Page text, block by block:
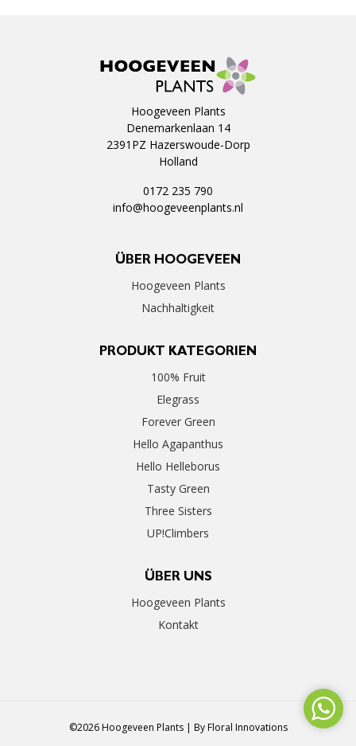
Hoogeveen Plants
Denemarkenlaan 14
2391PZ Hazerswoude-Dorp
Holland
0172 235 790
info@hoogeveenplants.nl
ÜBER HOOGEVEEN
Hoogeveen Plants
Nachhaltigkeit
PRODUKT KATEGORIEN
100% Fruit
Elegrass
Forever Green
Hello Agapanthus
Hello Helleborus
Tasty Green
Three Sisters
UP!Climbers
ÜBER UNS
Hoogeveen Plants
Kontakt
©2026 Hoogeveen Plants | By Floral Innovations